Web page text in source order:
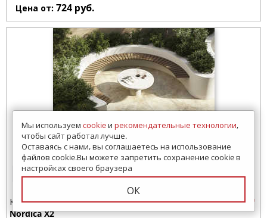
Цена от: 724 руб.
3 просмотра за 7 дней
Керамогранит
Nordica X2
Мы используем cookieи рекомендательные технологии,
чтобы сайт работал лучше.
Оставаясь с нами, вы соглашаетесь на использование
файлов cookie.Вы можете запретить сохранение cookie в
настройках своего браузера
ОК